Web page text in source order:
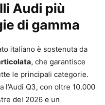
Audi più
di gamma
italiano è sostenuta da
, che garantisce
le principali categorie.
Q3, con oltre 10.000
del 2026 e un